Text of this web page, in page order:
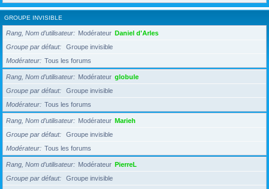
GROUPE INVISIBLE
Rang, Nom d’utilisateur Modérateur Daniel d'Arles
Groupe par défaut
Groupe invisible
Modérateur
Tous les forums
Rang, Nom d’utilisateur Modérateur globule
Groupe par défaut
Groupe invisible
Modérateur
Tous les forums
Rang, Nom d’utilisateur Modérateur Marieh
Groupe par défaut
Groupe invisible
Modérateur
Tous les forums
Rang, Nom d’utilisateur Modérateur PierreL
Groupe par défaut
Groupe invisible